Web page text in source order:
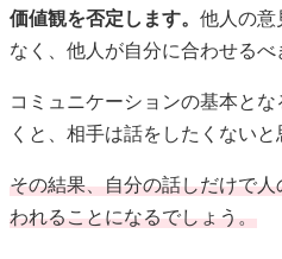
価値観を否定します。 他人の意
なく、他人が自分に合わせるべ
コミュニケーションの基本と
くと、相手は話をしたくないと
その結果、自分の話しだけで
われることになるでしょう。